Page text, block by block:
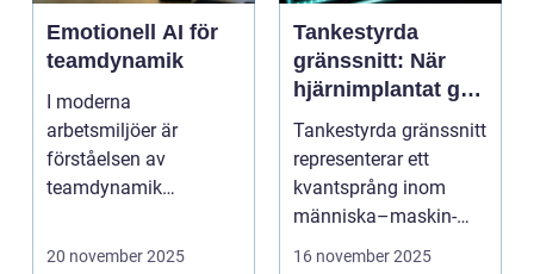
Emotionell AI för
teamdynamik
I moderna
arbetsmiljöer är
förståelsen av
teamdynamik
20 november 2025
Tankestyrda
gränssnitt: När
hjärnimplantat gör
digital interaktion
sömlös
Tankestyrda gränssnitt
representerar ett
kvantsprång inom
människa–maskin-
16 november 2025